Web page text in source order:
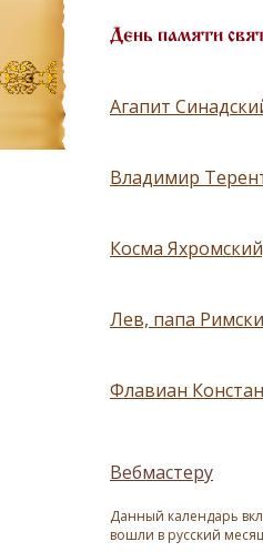
День памяти
Агапит
Владимир
Косма
Лев, папа
Флавиан
Вебмастеру
Данный календарь
вошли в русский